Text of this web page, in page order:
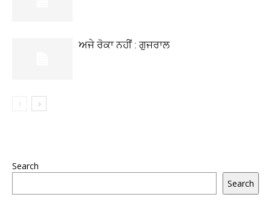
ਅਜੇ ਰੋਕਾ ਨਹੀਂ : ਗੁਜਰਾਲ
Search
Search